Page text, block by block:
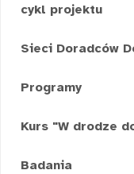
cykl projektu
Sieci Doradców
Programy
Kurs "W drodze
Badania